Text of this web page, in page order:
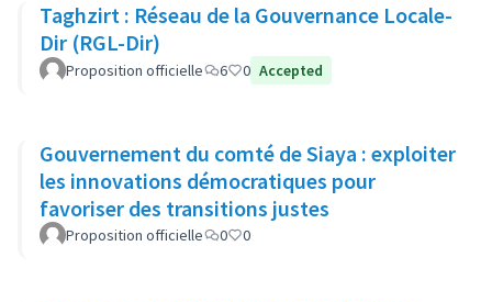
Taghzirt : Réseau de la Gouvernance Locale-
Dir (RGL-Dir)
Proposition officielle 6 0 Accepted
Gouvernement du comté de Siaya : exploiter
les innovations démocratiques pour
favoriser des transitions justes
Proposition officielle 0 0